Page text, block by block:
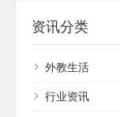
资讯分类
外教生活
行业资讯